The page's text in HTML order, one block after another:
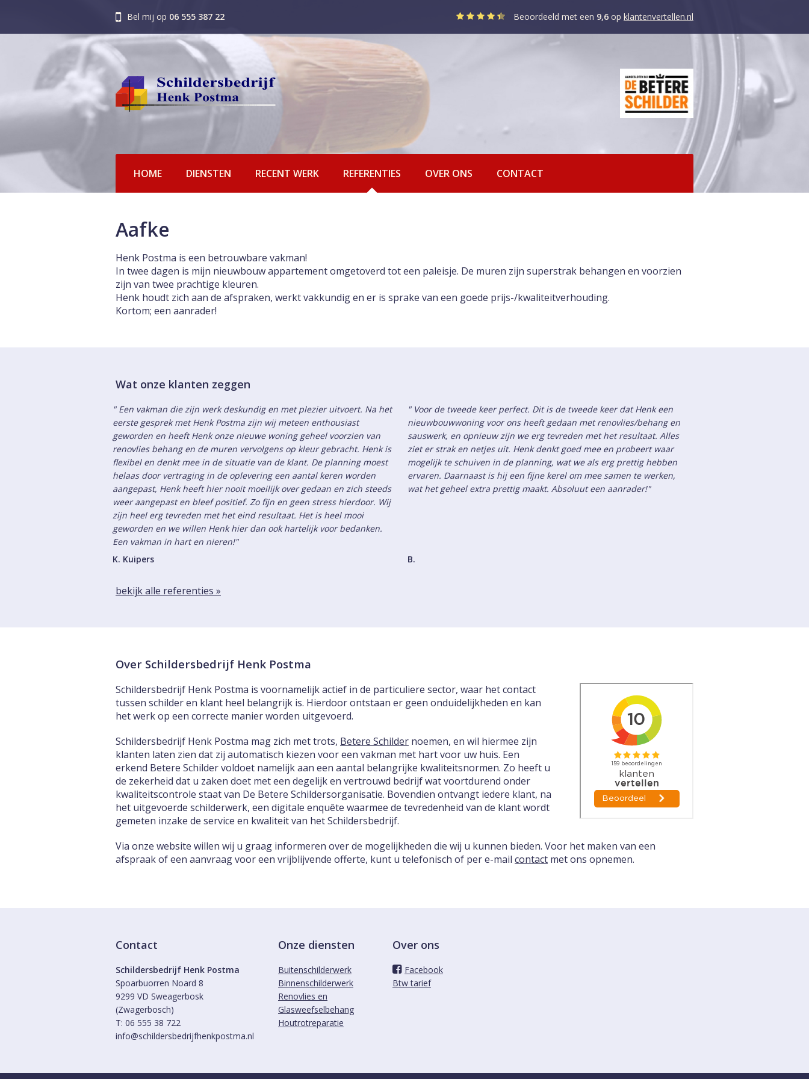
Bel mij op 06 555 387 22 Beoordeeld met een 9,6 op klantenvertellen.nl
HOME DIENSTEN RECENT WERK REFERENTIES OVER ONS CONTACT
Aafke
Henk Postma is een betrouwbare vakman!
In twee dagen is mijn nieuwbouw appartement omgetoverd tot een paleisje. De muren zijn superstrak behangen en voorzien
zijn van twee prachtige kleuren.
Henk houdt zich aan de afspraken, werkt vakkundig en er is sprake van een goede prijs-/kwaliteitverhouding.
Kortom; een aanrader!
Wat onze klanten zeggen
" Een vakman die zijn werk deskundig en met plezier uitvoert. Na het
eerste gesprek met Henk Postma zijn wij meteen enthousiast
geworden en heeft Henk onze nieuwe woning geheel voorzien van
renovlies behang en de muren vervolgens op kleur gebracht. Henk is
flexibel en denkt mee in de situatie van de klant. De planning moest
helaas door vertraging in de oplevering een aantal keren worden
aangepast, Henk heeft hier nooit moeilijk over gedaan en zich steeds
weer aangepast en bleef positief. Zo fijn en geen stress hierdoor. Wij
zijn heel erg tevreden met het eind resultaat. Het is heel mooi
geworden en we willen Henk hier dan ook hartelijk voor bedanken.
Een vakman in hart en nieren!"
K. Kuipers
" Voor de tweede keer perfect. Dit is de tweede keer dat Henk een
nieuwbouwwoning voor ons heeft gedaan met renovlies/behang en
sauswerk, en opnieuw zijn we erg tevreden met het resultaat. Alles
ziet er strak en netjes uit. Henk denkt goed mee en probeert waar
mogelijk te schuiven in de planning, wat we als erg prettig hebben
ervaren. Daarnaast is hij een fijne kerel om mee samen te werken,
wat het geheel extra prettig maakt. Absoluut een aanrader!"
B.
bekijk alle referenties »
Over Schildersbedrijf Henk Postma
Schildersbedrijf Henk Postma is voornamelijk actief in de particuliere sector, waar het contact
tussen schilder en klant heel belangrijk is. Hierdoor ontstaan er geen onduidelijkheden en kan
het werk op een correcte manier worden uitgevoerd.
Schildersbedrijf Henk Postma mag zich met trots, Betere Schilder noemen, en wil hiermee zijn
klanten laten zien dat zij automatisch kiezen voor een vakman met hart voor uw huis. Een
erkend Betere Schilder voldoet namelijk aan een aantal belangrijke kwaliteitsnormen. Zo heeft u
de zekerheid dat u zaken doet met een degelijk en vertrouwd bedrijf wat voortdurend onder
kwaliteitscontrole staat van De Betere Schildersorganisatie. Bovendien ontvangt iedere klant, na
het uitgevoerde schilderwerk, een digitale enquête waarmee de tevredenheid van de klant wordt
gemeten inzake de service en kwaliteit van het Schildersbedrijf.
Via onze website willen wij u graag informeren over de mogelijkheden die wij u kunnen bieden. Voor het maken van een
afspraak of een aanvraag voor een vrijblijvende offerte, kunt u telefonisch of per e-mail contact met ons opnemen.
Contact
Schildersbedrijf Henk Postma
Spoarbuorren Noard 8
9299 VD Sweagerbosk
(Zwagerbosch)
T: 06 555 38 722
info@schildersbedrijfhenkpostma.nl
Onze diensten
Buitenschilderwerk
Binnenschilderwerk
Renovlies en
Glasweefselbehang
Houtrotreparatie
Over ons
Facebook
Btw tarief